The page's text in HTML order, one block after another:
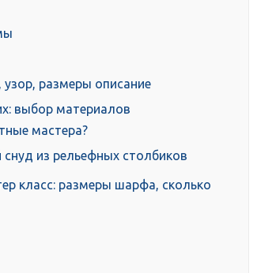
размеры описание
выбор материалов
мастера?
из рельефных столбиков
класс: размеры шарфа, сколько